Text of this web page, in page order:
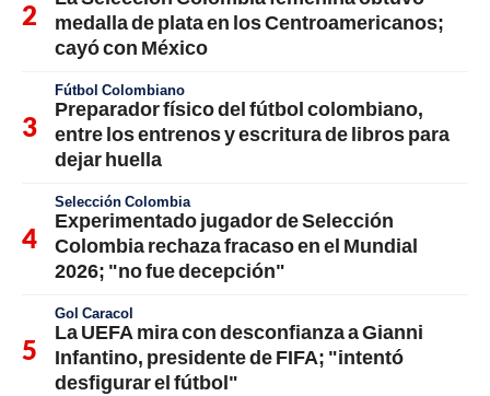
medalla de plata en los Centroamericanos;
cayó con México
Fútbol Colombiano
Preparador físico del fútbol colombiano,
entre los entrenos y escritura de libros para
dejar huella
Selección Colombia
Experimentado jugador de Selección
Colombia rechaza fracaso en el Mundial
2026; "no fue decepción"
Gol Caracol
La UEFA mira con desconfianza a Gianni
Infantino, presidente de FIFA; "intentó
desfigurar el fútbol"